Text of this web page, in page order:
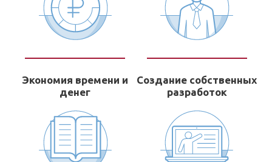
Экономия времени и
денег
Создание собственных
разработок